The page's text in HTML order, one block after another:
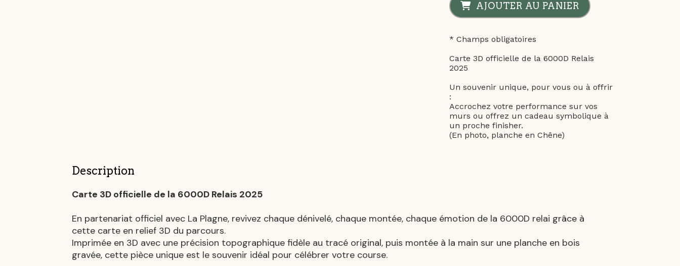
AJOUTER AU PANIER
* Champs obligatoires
Carte 3D officielle de la 6000D Relais
2025
Un souvenir unique, pour vous ou à offrir
:
Accrochez votre performance sur vos
murs ou offrez un cadeau symbolique à
un proche finisher.
(En photo, planche en Chêne)
Description
Carte 3D officielle de la 6000D Relais 2025
En partenariat officiel avec La Plagne, revivez chaque dénivelé, chaque montée, chaque émotion de la 6000D relai grâce à
cette carte en relief 3D du parcours.
Imprimée en 3D avec une précision topographique fidèle au tracé original, puis montée à la main sur une planche en bois
gravée, cette pièce unique est le souvenir idéal pour célébrer votre course.